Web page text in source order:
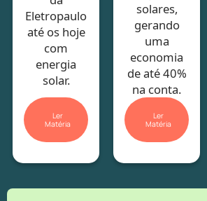
Eletropaulo
até os hoje
com
energia
solar.
Ler
Matéria
solares,
gerando
uma
economia
de até 40%
na conta.
Ler
Matéria